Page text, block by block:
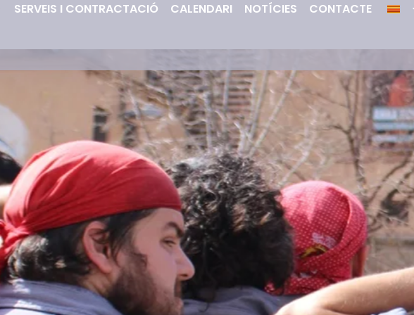
SERVEIS I CONTRACTACIÓ CALENDARI NOTÍCIES CONTACTE